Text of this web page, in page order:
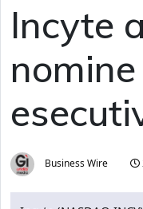
Incyte
Business Wire